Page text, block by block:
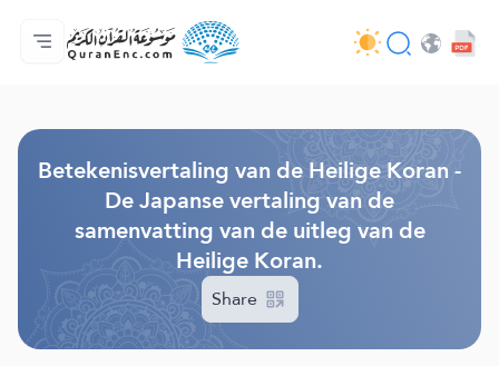
Homepagina
Inhoudsopgave van de vertalingen
Audio
Diensten voor ontwikkelaars - API
Over het project
Contacteer ons
Taal
Betekenisvertaling van de Heilige Koran -
De Japanse vertaling van de
samenvatting van de uitleg van de
Heilige Koran.
Share